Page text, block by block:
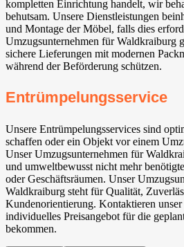
kompletten Einrichtung handelt, wir
behutsam. Unsere Dienstleistungen
und Montage der Möbel, falls dies
Umzugsunternehmen für Waldkraiburg
sichere Lieferungen mit modernen
während der Beförderung schützen.
Entrümpelungsservice
Unsere Entrümpelungsservices sind
schaffen oder ein Objekt vor einem
Unser Umzugsunternehmen für
und umweltbewusst nicht mehr
oder Geschäftsräumen. Unser
Waldkraiburg steht für Qualität,
Kundenorientierung. Kontaktieren
individuelles Preisangebot für die
bekommen.